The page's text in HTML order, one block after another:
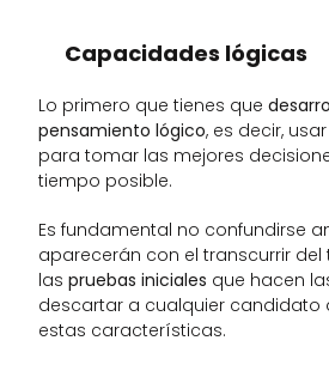
Capacidades lógicas
Lo primero que tienes que
pensamiento lógico, es decir,
para tomar las mejores
tiempo posible.
Es fundamental no confundirse
aparecerán con el transcurrir del
las pruebas iniciales que hacen
descartar a cualquier candidato
estas características.